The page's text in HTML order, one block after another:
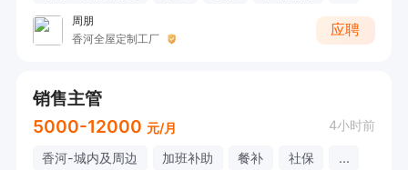
周朋
香河全屋定制工厂
应聘
销售主管
5000-12000 元/月 4小时前
香河-城内及周边 加班补助 餐补 社保 ...